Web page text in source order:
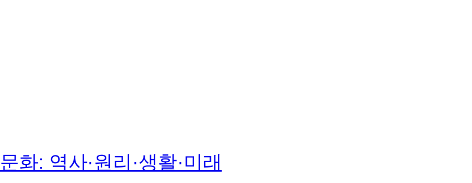
화: 역사·원리·생활·미래